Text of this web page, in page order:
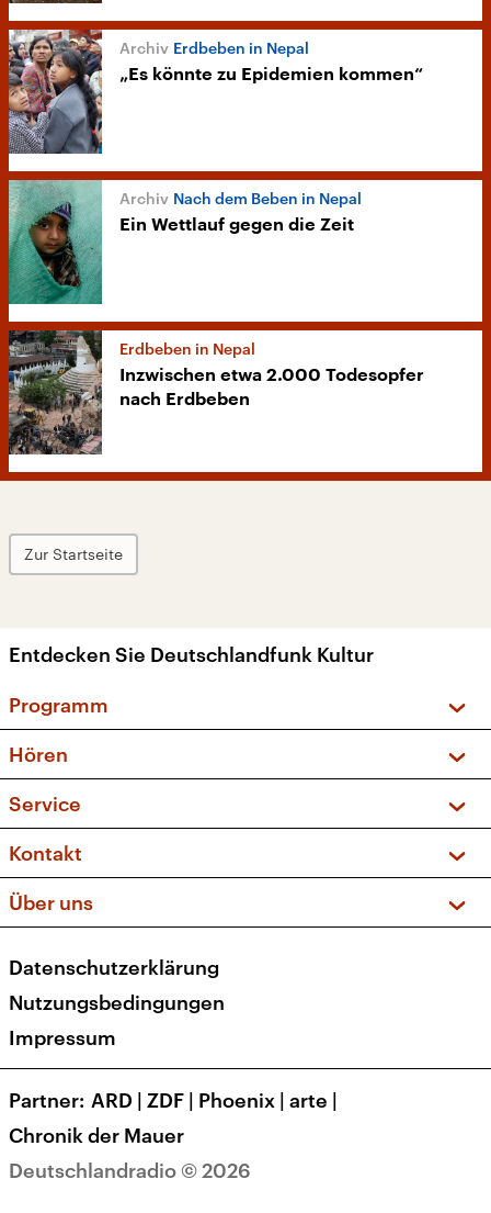
Erdbeben in Nepal
„Es könnte zu Epidemien kommen“
Nach dem Beben in Nepal
Ein Wettlauf gegen die Zeit
Erdbeben in Nepal
Inzwischen etwa 2.000 Todesopfer
nach Erdbeben
Zur Startseite
Entdecken Sie Deutschlandfunk Kultur
Programm
Sendungen und Podcasts
Musikliste
Kakadu – Das Kinderprogramm
Hören
Frequenzen (UKW + DAB+)
Service
FAQ
Apps
Newsletter
Kontakt
Social Media
Über uns
Presse
Karriere
Transparenz
Deutschlandradio © 2026
Datenschutzerklärung
Nutzungsbedingungen
Impressum
Partner ARD | ZDF | Phoenix | arte |
Chronik der Mauer